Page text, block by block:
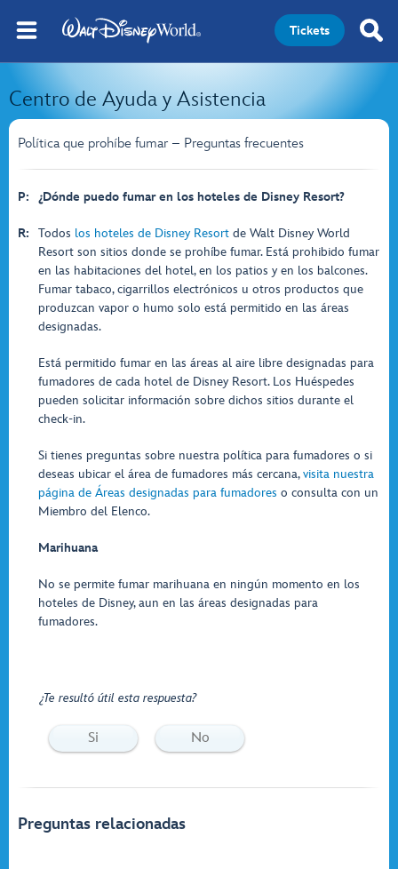
Tickets
Centro de Ayuda y Asistencia
Política que prohíbe fumar – Preguntas frecuentes
P: ¿Dónde puedo fumar en los hoteles de Disney Resort?
R: Todos los hoteles de Disney Resort de Walt Disney World
Resort son sitios donde se prohíbe fumar. Está prohibido fumar
en las habitaciones del hotel, en los patios y en los balcones.
Fumar tabaco, cigarrillos electrónicos u otros productos que
produzcan vapor o humo solo está permitido en las áreas
designadas.
Está permitido fumar en las áreas al aire libre designadas para
fumadores de cada hotel de Disney Resort. Los Huéspedes
pueden solicitar información sobre dichos sitios durante el
check-in.
Si tienes preguntas sobre nuestra política para fumadores o si
deseas ubicar el área de fumadores más cercana,visita nuestra
página de Áreas designadas para fumadores o consulta con un
Miembro del Elenco.
Marihuana
No se permite fumar marihuana en ningún momento en los
hoteles de Disney, aun en las áreas designadas para
fumadores.
¿Te resultó útil esta respuesta?
Si No
Preguntas relacionadas